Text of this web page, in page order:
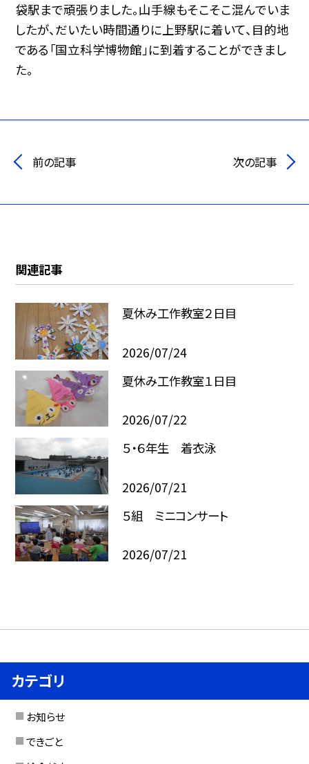
袋駅まで頑張りました。山手線もそこそこ混んでいま
したが、だいたい時間通りに上野駅に着いて、目的地
である「国立科学博物館」に到着することができまし
た。
前の記事 次の記事
関連記事
夏休み工作教室２日目
2026/07/24
夏休み工作教室１日目
2026/07/22
５・６年生 着衣泳
2026/07/21
５組 ミニコンサート
2026/07/21
カテゴリ
お知らせ
できごと